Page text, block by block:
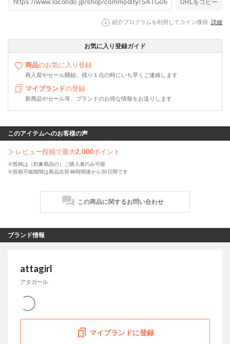
URLをコピー
紹介プログラムを利用してコイン獲得 詳細
お気に入り登録ガイド
商品のお気に入り登録
再入荷やセール開始、残り１点の時にいち早くご連絡します
マイブランドの登録
新商品やセール等、ブランドのお得な情報をお送りします
このアイテムへのお客様の声
レビュー投稿で最大2,000ポイント
※投稿は（対象商品の）ご購入者のみ可能
※投稿可能期間は商品出荷48時間後から30日間です
この商品に関するお問い合わせ
ブランド情報
attagirl
アタガール
マイブランドに登録